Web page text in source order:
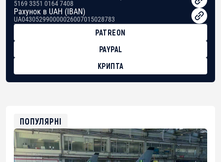
5169 3351 0164 7408
Рахунок в UAH (IBAN)
UA043052990000026007015028783
PATREON
PAYPAL
КРИПТА
0xfD02863D3289416fcF50975c9DFda13623f97758
ПОПУЛЯРНІ